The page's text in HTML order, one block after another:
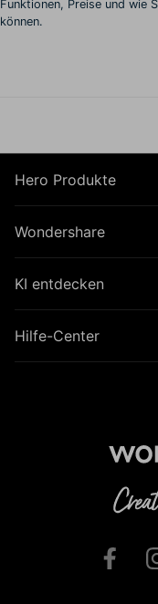
Funktionen, Preise und wie
können.
Hero Produkte
Wondershare
KI entdecken
Hilfe-Center